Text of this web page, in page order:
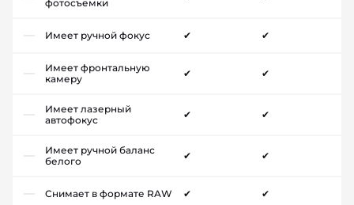
фотосъемки
Имеет ручной фокус ✔ ✔
Имеет фронтальную
камеру
✔ ✔
Имеет лазерный
автофокус
✔ ✔
Имеет ручной баланс
белого
✔ ✔
Снимает в формате RAW ✔ ✔